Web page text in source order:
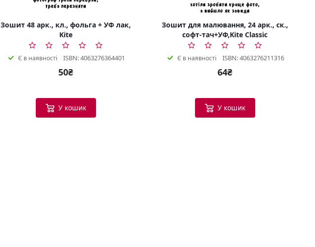
Зошит 48 арк., кл., фольга + УФ лак,
Kite
Є в наявності ISBN: 4063276364401
50₴
У кошик
Зошит для малювання, 24 арк., ск.,
софт-тач+УФ,Kite Classic
Є в наявності ISBN: 4063276211316
64₴
У кошик